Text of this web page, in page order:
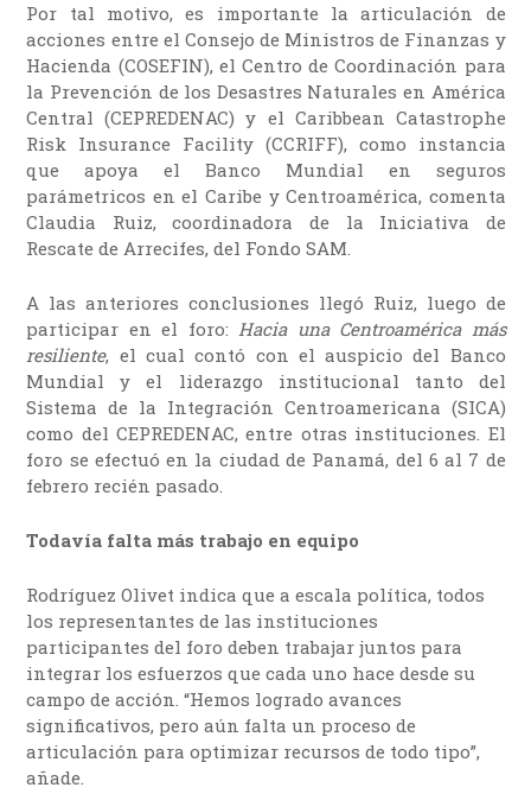
Por tal motivo, es importante la articulación de
acciones entre el Consejo de Ministros de Finanzas y
Hacienda (COSEFIN), el Centro de Coordinación para
la Prevención de los Desastres Naturales en América
Central (CEPREDENAC) y el Caribbean Catastrophe
Risk Insurance Facility (CCRIFF), como instancia
que apoya el Banco Mundial en seguros
parámetricos en el Caribe y Centroamérica, comenta
Claudia Ruiz, coordinadora de la Iniciativa de
Rescate de Arrecifes, del Fondo SAM.
A las anteriores conclusiones llegó Ruiz, luego de
participar en el foro:Hacia una Centroamérica más
resiliente, el cual contó con el auspicio del Banco
Mundial y el liderazgo institucional tanto del
Sistema de la Integración Centroamericana (SICA)
como del CEPREDENAC, entre otras instituciones. El
foro se efectuó en la ciudad de Panamá, del 6 al 7 de
febrero recién pasado.
Todavía falta más trabajo en equipo
Rodríguez Olivet indica que a escala política, todos
los representantes de las instituciones
participantes del foro deben trabajar juntos para
integrar los esfuerzos que cada uno hace desde su
campo de acción. “Hemos logrado avances
significativos, pero aún falta un proceso de
articulación para optimizar recursos de todo tipo”,
añade.